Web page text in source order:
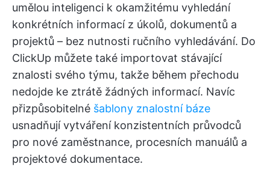
umělou inteligenci k okamžitému vyhledání
konkrétních informací z úkolů, dokumentů a
projektů – bez nutnosti ručního vyhledávání. Do
ClickUp můžete také importovat stávající
znalosti svého týmu, takže během přechodu
nedojde ke ztrátě žádných informací. Navíc
přizpůsobitelné šablony znalostní báze
usnadňují vytváření konzistentních průvodců
pro nové zaměstnance, procesních manuálů a
projektové dokumentace.